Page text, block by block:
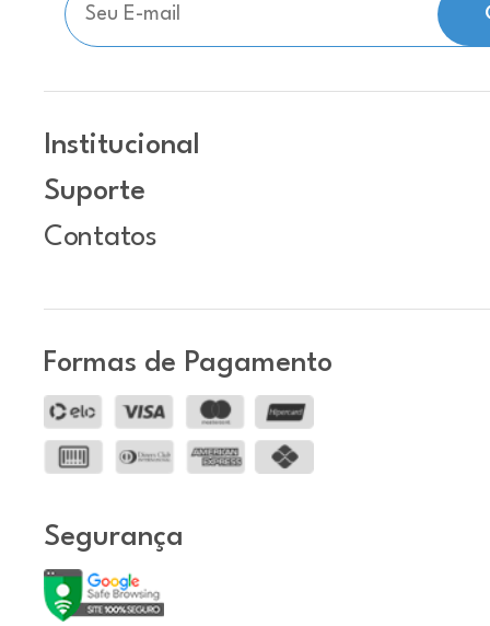
Institucional
Suporte
Contatos
Formas de Pagamento
Segurança